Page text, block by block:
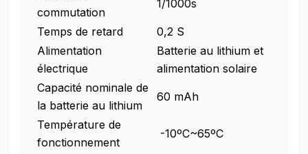
commutation
1/1000s
Temps de retard
0,2 S
Alimentation
électrique
Batterie au lithium et
alimentation solaire
Capacité nominale de
la batterie au lithium
60 mAh
Température de
fonctionnement
-10ºC~65ºC